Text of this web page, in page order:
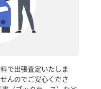
で出張査定いたしま
んのでご安心くださ